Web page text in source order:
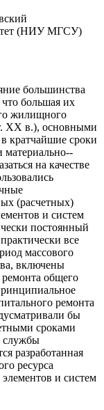
(НИУ МГСУ)
большинства
большая их
жилищного
ХХ в.), основными
кратчайшие сроки
материально-­
на качестве
(расчетных)
и систем
постоянный
все
массового
включены
общего
ремонта
бы
сроками
службы
разработанная
ресурса
и систем